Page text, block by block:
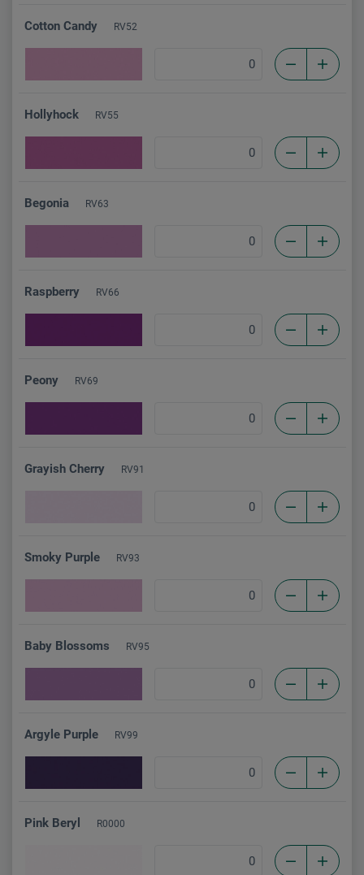
Cotton Candy RV52
Hollyhock RV55
Begonia RV63
Raspberry RV66
Peony RV69
Grayish Cherry RV91
Smoky Purple RV93
Baby Blossoms RV95
Argyle Purple RV99
Pink Beryl R0000